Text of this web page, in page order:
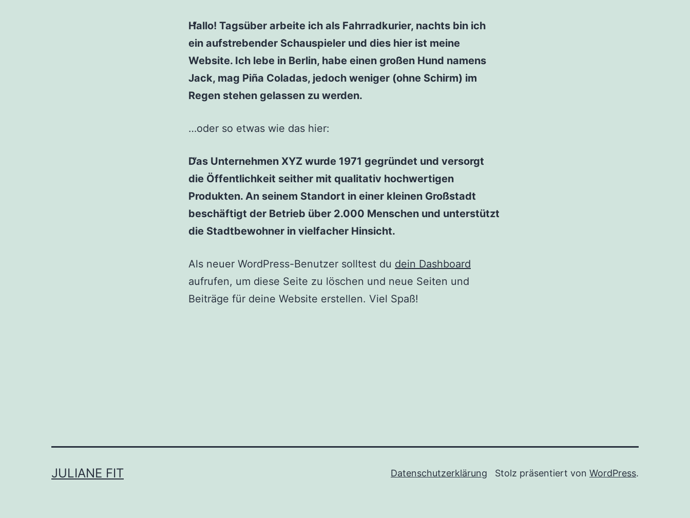
Hallo! Tagsüber arbeite ich als Fahrradkurier, nachts bin ich
ein aufstrebender Schauspieler und dies hier ist meine
Website. Ich lebe in Berlin, habe einen großen Hund namens
Jack, mag Piña Coladas, jedoch weniger (ohne Schirm) im
Regen stehen gelassen zu werden.
…oder so etwas wie das hier:
Das Unternehmen XYZ wurde 1971 gegründet und versorgt
die Öffentlichkeit seither mit qualitativ hochwertigen
Produkten. An seinem Standort in einer kleinen Großstadt
beschäftigt der Betrieb über 2.000 Menschen und unterstützt
die Stadtbewohner in vielfacher Hinsicht.
Als neuer WordPress-Benutzer solltest du dein Dashboard
aufrufen, um diese Seite zu löschen und neue Seiten und
Beiträge für deine Website erstellen. Viel Spaß!
JULIANE FIT Datenschutzerklärung Stolz präsentiert von WordPress.